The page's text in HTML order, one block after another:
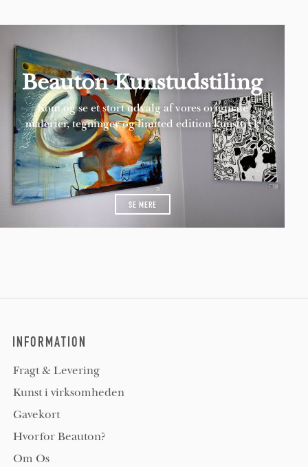
Beauton Kunstudstiling
Kom og se et stort udvalg af vores originale
malerier, tegninger og limited edition kunsttryk
SE MERE
INFORMATION
Fragt & Levering
Kunst i virksomheden
Gavekort
Hvorfor Beauton?
Om Os